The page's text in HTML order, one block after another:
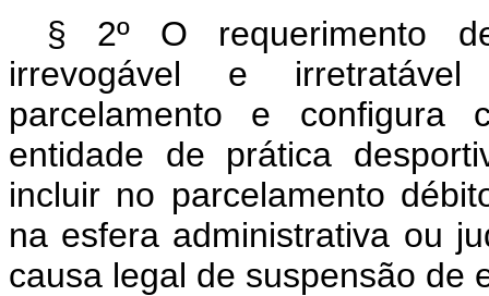
§ 2º O requerimento
irrevogável e
parcelamento e configura
entidade de prática
incluir no parcelamento
na esfera administrativa ou
causa legal de suspensão de